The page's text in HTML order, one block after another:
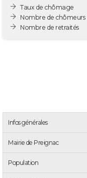
Taux de chômage
Nombre de chômeurs
Nombre de retraités
Infos générales
Mairie de Preignac
Population